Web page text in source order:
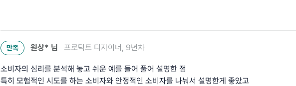
만족 원상* 님 프로덕트 디자이너, 9년차
소비자의 심리를 분석해 놓고 쉬운 예를 들어 풀어 설명한 점
특히 모험적인 시도를 하는 소비자와 안정적인 소비자를 나눠서 설명한게 좋았고